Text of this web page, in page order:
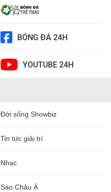
BÓNG ĐÁ 24H
YOUTUBE 24H
Đời sống Showbiz
Tin tức giải trí
Nhạc
Sao Châu Á